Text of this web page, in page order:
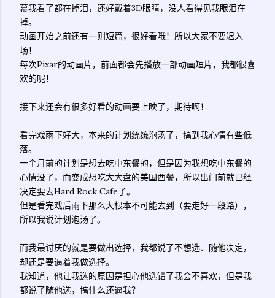
幕我看了都在掉泪，还好戴着3D眼睛，没人看得见我眼泪在
掉。
动画开始之前还有一则短篇，很好看哦！所以大家不要迟入
场！
每次Pixar的动画片，前面都会先播放一部动画短片，我都很喜
欢的呢！
接下来还会有很多好看的动画要上映了，期待啊！
看完戏雨下好大，本来的计划统统泡汤了，搞到我心情有些低
落。
一个月前的计划是想去吃中东餐的，但是因为我想吃中东餐的
心情没了，而变成想吃大大盘的美国西餐，所以出门前就已经
决定要去Hard Rock Cafe了。
但是看完戏后雨下那么大根本不可能去到（要走好一段路），
所以我说计划泡汤了。
而我最讨厌的就是要做出选择，我都说了不想选、随他决定，
却还是要逼着我做选择。
我知道，他让我选的原因是担心他选错了我会不喜欢，但是我
都说了随他选，搞什么还逼我？